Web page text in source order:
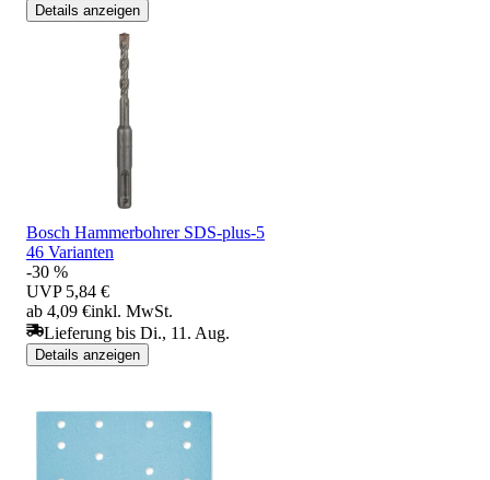
Details anzeigen
Bosch Hammerbohrer SDS-plus-5
46 Varianten
-30 %
UVP 5,84 €
ab 4,09 €inkl. MwSt.
Lieferung bis Di., 11. Aug.
Details anzeigen